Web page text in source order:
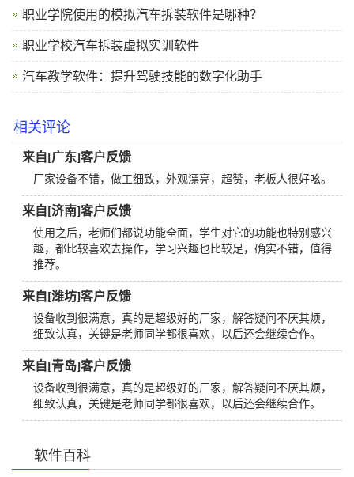
职业学院使用的模拟汽车拆装软件是哪种？
职业学校汽车拆装虚拟实训软件
汽车教学软件：提升驾驶技能的数字化助手
相关评论
来自[广东]客户反馈
厂家设备不错，做工细致，外观漂亮，超赞，老板人很好吆。
来自[济南]客户反馈
使用之后，老师们都说功能全面，学生对它的功能也特别感兴
趣，都比较喜欢去操作，学习兴趣也比较足，确实不错，值得
推荐。
来自[潍坊]客户反馈
设备收到很满意，真的是超级好的厂家，解答疑问不厌其烦，
细致认真，关键是老师同学都很喜欢，以后还会继续合作。
来自[青岛]客户反馈
设备收到很满意，真的是超级好的厂家，解答疑问不厌其烦，
细致认真，关键是老师同学都很喜欢，以后还会继续合作。
软件百科